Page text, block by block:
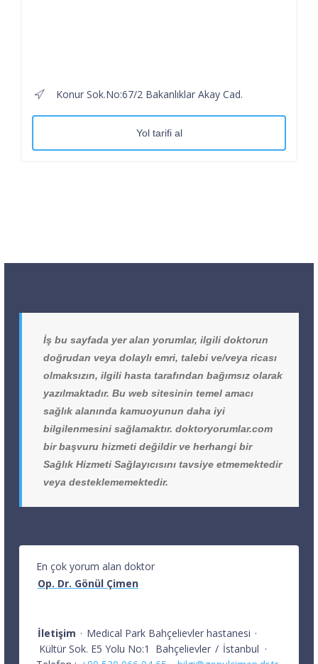
Konur Sok.No:67/2 Bakanlıklar Akay Cad.
Yol tarifi al
İş bu sayfada yer alan yorumlar, ilgili doktorun
doğrudan veya dolaylı emri, talebi ve/veya ricası
olmaksızın, ilgili hasta tarafından bağımsız olarak
yazılmaktadır. Bu web sitesinin temel amacı
sağlık alanında kamuoyunun daha iyi
bilgilenmesini sağlamaktır. doktoryorumlar.com
bir başvuru hizmeti değildir ve herhangi bir
Sağlık Hizmeti Sağlayıcısını tavsiye etmemektedir
veya desteklememektedir.
En çok yorum alan doktor
Op. Dr. Gönül Çimen
İletişim · Medical Park Bahçelievler hastanesi ·
Kültür Sok. E5 Yolu No:1
Bahçelievler / İstanbul ·